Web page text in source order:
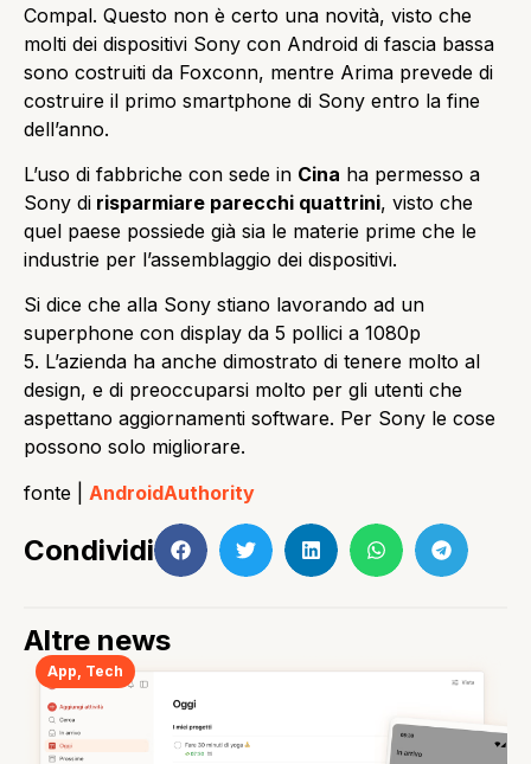
Compal. Questo non è certo una novità, visto che
molti dei dispositivi Sony con Android di fascia bassa
sono costruiti da Foxconn, mentre Arima prevede di
costruire il primo smartphone di Sony entro la fine
dell’anno.
L’uso di fabbriche con sede in Cina ha permesso a
Sony di risparmiare parecchi quattrini, visto che
quel paese possiede già sia le materie prime che le
industrie per l’assemblaggio dei dispositivi.
Si dice che alla Sony stiano lavorando ad un
superphone con display da 5 pollici a 1080p
5. L’azienda ha anche dimostrato di tenere molto al
design, e di preoccuparsi molto per gli utenti che
aspettano aggiornamenti software. Per Sony le cose
possono solo migliorare.
fonte | AndroidAuthority
Condividi
Altre news
App, Tech